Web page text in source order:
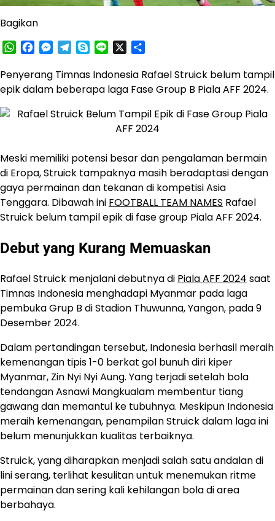
Bagikan
WhatsApp
Facebook
Messenger
Telegram
SkypeLine
Penyerang Timnas Indonesia Rafael Struick belum tampil
epik dalam beberapa laga Fase Group B Piala AFF 2024.
Meski memiliki potensi besar dan pengalaman bermain
di Eropa, Struick tampaknya masih beradaptasi dengan
gaya permainan dan tekanan di kompetisi Asia
Tenggara. Dibawah ini FOOTBALL TEAM NAMES Rafael
Struick belum tampil epik di fase group Piala AFF 2024.
Debut yang Kurang Memuaskan
Rafael Struick menjalani debutnya di Piala AFF 2024 saat
Timnas Indonesia menghadapi Myanmar pada laga
pembuka Grup B di Stadion Thuwunna, Yangon, pada 9
Desember 2024.
Dalam pertandingan tersebut, Indonesia berhasil meraih
kemenangan tipis 1-0 berkat gol bunuh diri kiper
Myanmar, Zin Nyi Nyi Aung. Yang terjadi setelah bola
tendangan Asnawi Mangkualam membentur tiang
gawang dan memantul ke tubuhnya. Meskipun Indonesia
meraih kemenangan, penampilan Struick dalam laga ini
belum menunjukkan kualitas terbaiknya.
Struick, yang diharapkan menjadi salah satu andalan di
lini serang, terlihat kesulitan untuk menemukan ritme
permainan dan sering kali kehilangan bola di area
berbahaya.